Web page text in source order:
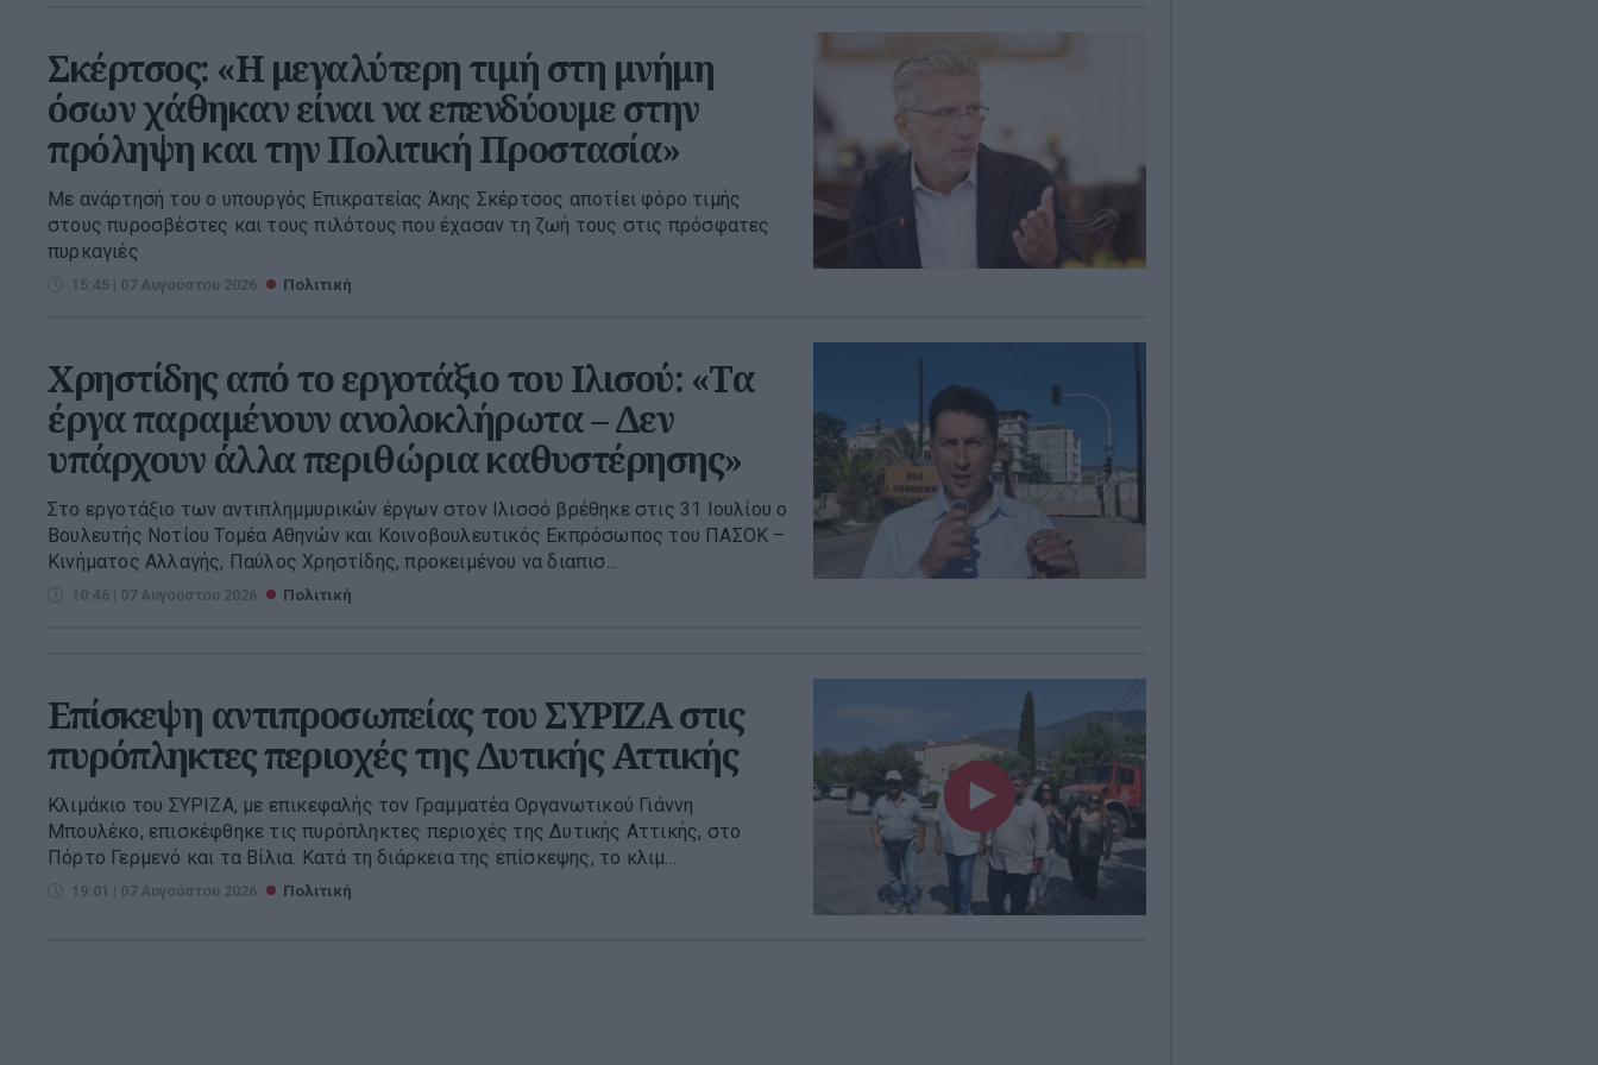
Σκέρτσος: «Η μεγαλύτερη τιμή στη μνήμη
όσων χάθηκαν είναι να επενδύουμε στην
πρόληψη και την Πολιτική Προστασία»
Με ανάρτησή του ο υπουργός Επικρατείας Άκης Σκέρτσος αποτίει φόρο τιμής
στους πυροσβέστες και τους πιλότους που έχασαν τη ζωή τους στις πρόσφατες
πυρκαγιές
15:45 | 07 Αυγούστου 2026 Πολιτική
Χρηστίδης από το εργοτάξιο του Ιλισού: «Τα
έργα παραμένουν ανολοκλήρωτα – Δεν
υπάρχουν άλλα περιθώρια καθυστέρησης»
Στο εργοτάξιο των αντιπλημμυρικών έργων στον Ιλισσό βρέθηκε στις 31 Ιουλίου ο
Βουλευτής Νοτίου Τομέα Αθηνών και Κοινοβουλευτικός Εκπρόσωπος του ΠΑΣΟΚ –
Κινήματος Αλλαγής, Παύλος Χρηστίδης, προκειμένου να διαπισ...
10:46 | 07 Αυγούστου 2026 Πολιτική
Επίσκεψη αντιπροσωπείας του ΣΥΡΙΖΑ στις
πυρόπληκτες περιοχές της Δυτικής Αττικής
Κλιμάκιο του ΣΥΡΙΖΑ, με επικεφαλής τον Γραμματέα Οργανωτικού Γιάννη
Μπουλέκο, επισκέφθηκε τις πυρόπληκτες περιοχές της Δυτικής Αττικής, στο
Πόρτο Γερμενό και τα Βίλια. Κατά τη διάρκεια της επίσκεψης, το κλιμ...
19:01 | 07 Αυγούστου 2026 Πολιτική